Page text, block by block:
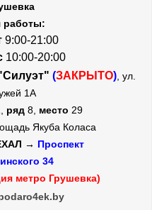
работы:
9:00-21:00
10:00-20:00
(ЗАКРЫТО), ул.
1А
ряд 8, место 29
Якуба Коласа
→ Проспект
34
метро Грушевка)